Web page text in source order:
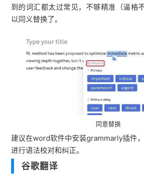
到的词汇都太过常见，不够精准（逼格
以同义替换了。
同意替换
建议在word软件中安装grammarly插件
进行语法校对和纠正。
谷歌翻译